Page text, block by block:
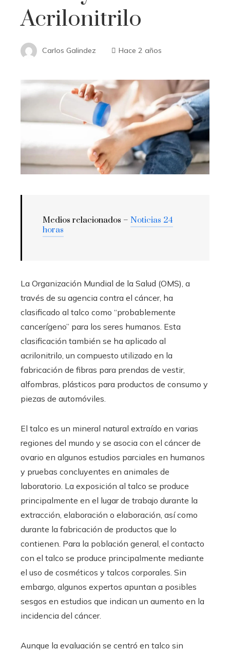
Acrilonitrilo
Carlos Galindez Hace 2 años
Medios relacionados – Noticias 24
horas
La Organización Mundial de la Salud (OMS), a
través de su agencia contra el cáncer, ha
clasificado al talco como “probablemente
cancerígeno” para los seres humanos. Esta
clasificación también se ha aplicado al
acrilonitrilo, un compuesto utilizado en la
fabricación de fibras para prendas de vestir,
alfombras, plásticos para productos de consumo y
piezas de automóviles.
El talco es un mineral natural extraído en varias
regiones del mundo y se asocia con el cáncer de
ovario en algunos estudios parciales en humanos
y pruebas concluyentes en animales de
laboratorio. La exposición al talco se produce
principalmente en el lugar de trabajo durante la
extracción, elaboración o elaboración, así como
durante la fabricación de productos que lo
contienen. Para la población general, el contacto
con el talco se produce principalmente mediante
el uso de cosméticos y talcos corporales. Sin
embargo, algunos expertos apuntan a posibles
sesgos en estudios que indican un aumento en la
incidencia del cáncer.
Aunque la evaluación se centró en talco sin